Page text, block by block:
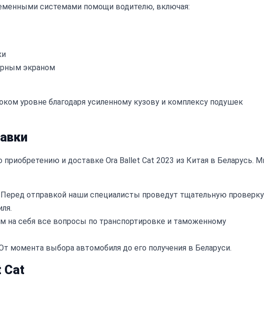
системами помощи водителю, включая:
экраном
уровне благодаря усиленному кузову и комплексу подушек
и доставке Ora Ballet Cat 2023 из Китая в Беларусь.
Перед отправкой наши специалисты проведут тщательную проверку
на себя все вопросы по транспортировке и таможенному
момента выбора автомобиля до его получения в Беларуси.
Cat